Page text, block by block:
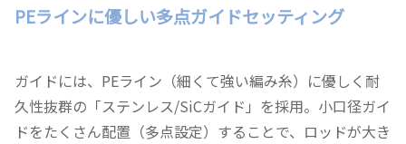
PEラインに優しい多点ガイドセッティング
ガイドには、PEライン（細くて強い編み糸）に優しく耐
久性抜群の「ステンレス/SiCガイド」を採用。小口径ガイ
ドをたくさん配置（多点設定）することで、ロッドが大き